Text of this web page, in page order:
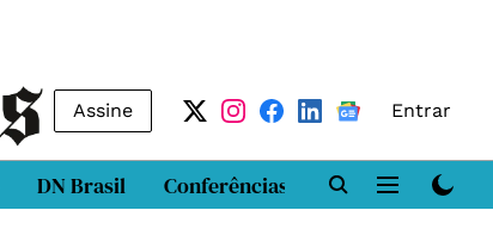
Assine Entrar
DN Brasil Conferências DN LAB